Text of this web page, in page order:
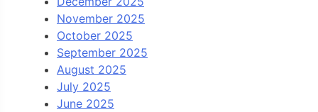
November 2025
October 2025
September 2025
August 2025
July 2025
June 2025